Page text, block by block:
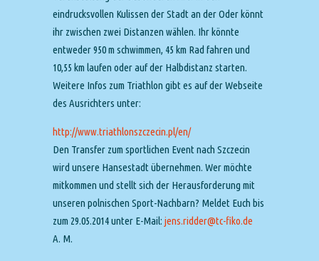
eindrucksvollen Kulissen der Stadt an der Oder könnt
ihr zwischen zwei Distanzen wählen. Ihr könnte
entweder 950 m schwimmen, 45 km Rad fahren und
10,55 km laufen oder auf der Halbdistanz starten.
Weitere Infos zum Triathlon gibt es auf der Webseite
des Ausrichters unter:
http://www.triathlonszczecin.pl/en/
Den Transfer zum sportlichen Event nach Szczecin
wird unsere Hansestadt übernehmen. Wer möchte
mitkommen und stellt sich der Herausforderung mit
unseren polnischen Sport-Nachbarn? Meldet Euch bis
zum 29.05.2014 unter E-Mail: jens.ridder@tc-fiko.de
A. M.